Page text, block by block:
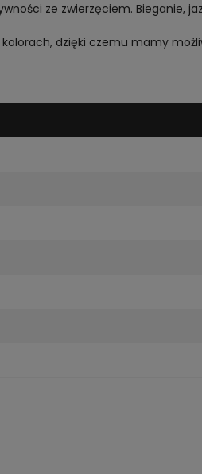
ze zwierzęciem.
dzięki czemu mamy